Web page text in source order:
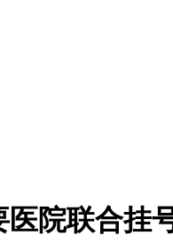
医院联合挂